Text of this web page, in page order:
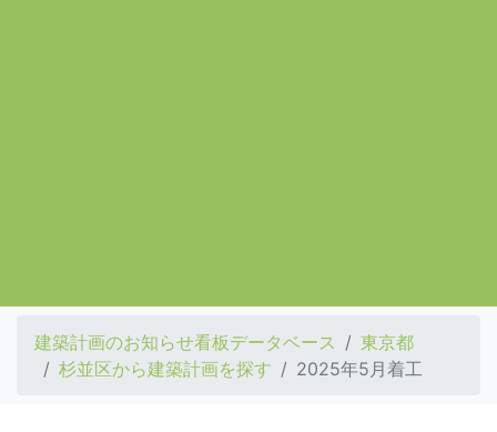
建築計画のお知らせ看板データベース
東京都
杉並区から建築計画を探す
2025年5月着工